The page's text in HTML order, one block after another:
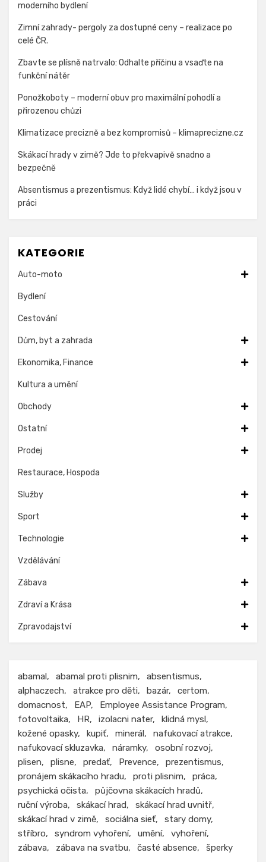
moderního bydlení
Zimní zahrady- pergoly za dostupné ceny – realizace po
celé ČR.
Zbavte se plísně natrvalo: Odhalte příčinu a vsaďte na
funkční nátěr
Ponožkoboty – moderní obuv pro maximální pohodlí a
přirozenou chůzi
Klimatizace precizně a bez kompromisů – klimaprecizne.cz
Skákací hrady v zimě? Jde to překvapivě snadno a
bezpečně
Absentismus a prezentismus: Když lidé chybí… i když jsou v
práci
KATEGORIE
Auto-moto
Bydlení
Cestování
Dům, byt a zahrada
Ekonomika, Finance
Kultura a umění
Obchody
Ostatní
Prodej
Restaurace, Hospoda
Služby
Sport
Technologie
Vzdělávání
Zábava
Zdraví a Krása
Zpravodajství
abamal abamal proti plisnim
absentismus
alphaczech
atrakce pro děti bazár
certom
domacnost
EAP
Employee Assistance Program
fotovoltaika
HR izolacni nater
klidná mysl
kožené opasky
kupiť minerál
nafukovací atrakce
nafukovací skluzavka
náramky
osobní rozvoj
plisen
plisne predať Prevence
prezentismus
pronájem skákacího hradu
proti plisnim
práca
psychická očista
půjčovna skákacích hradů
ruční výroba
skákací hrad
skákací hrad uvnitř
skákací hrad v zimě
sociálna sieť
stary domy
stříbro
syndrom vyhoření umění
vyhoření
zábava
zábava na svatbu časté absence šperky